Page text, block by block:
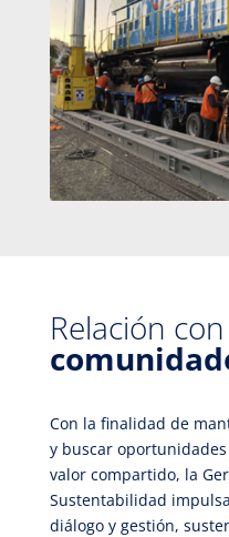
Relación
Con la finalidad de
y buscar
valor compartido, la
Sustentabilidad
diálogo y gestión,